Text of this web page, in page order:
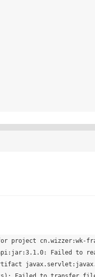
project cn.wizzer:wk-
Failed to